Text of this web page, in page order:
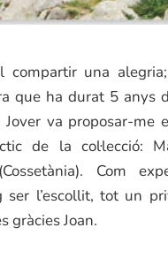
compartir una
que ha durat 5 anys
Jover va proposar-me
de la col·lecció:
Com
ser l’escollit, tot un
gràcies Joan.